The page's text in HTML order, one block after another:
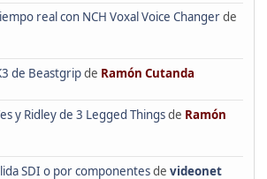
real con NCH Voxal Voice Changerde
de Beastgripde Ramón Cutanda
y Ridley de 3 Legged Thingsde Ramón
SDI o por componentesde videonet